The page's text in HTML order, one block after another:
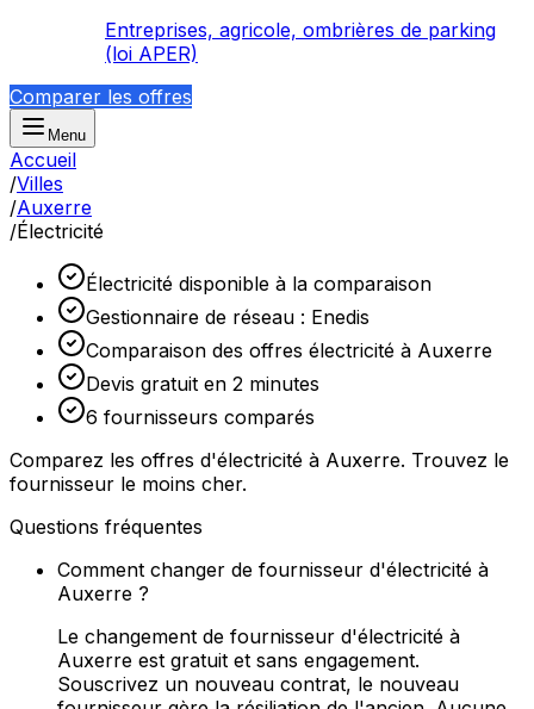
Entreprises, agricole, ombrières de parking
(loi APER)
Comparer les offres
Menu
Accueil
/Villes
/Auxerre
/Électricité
Électricité disponible à la comparaison
Gestionnaire de réseau : Enedis
Comparaison des offres électricité à Auxerre
Devis gratuit en 2 minutes
6 fournisseurs comparés
Comparez les offres d'électricité à Auxerre. Trouvez le
fournisseur le moins cher.
Questions fréquentes
Comment changer de fournisseur d'électricité à
Auxerre ?
Le changement de fournisseur d'électricité à
Auxerre est gratuit et sans engagement.
Souscrivez un nouveau contrat, le nouveau